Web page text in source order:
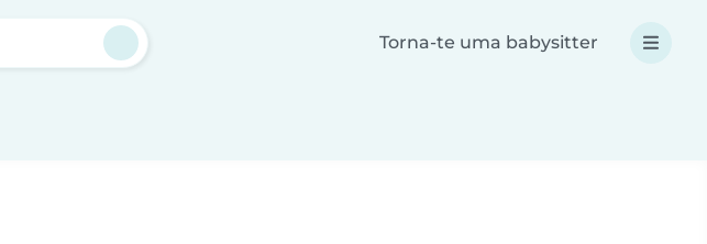
Torna-te uma babysitter